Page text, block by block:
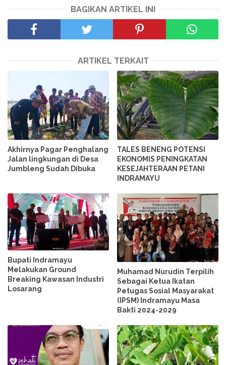
BAGIKAN ARTIKEL INI
ARTIKEL TERKAIT
Akhirnya Pagar Penghalang
Jalan lingkungan di Desa
Jumbleng Sudah Dibuka
TALES BENENG POTENSI
EKONOMIS PENINGKATAN
KESEJAHTERAAN PETANI
INDRAMAYU
Bupati Indramayu
Melakukan Ground
Breaking Kawasan Industri
Losarang
Muhamad Nurudin Terpilih
Sebagai Ketua Ikatan
Petugas Sosial Masyarakat
(IPSM) Indramayu Masa
Bakti 2024-2029